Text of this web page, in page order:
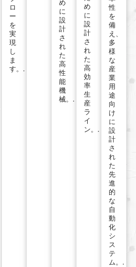
ロ
ー
を
実
現
し
ま
す。.
め
に
設
計
さ
れ
た
高
性
能
機
械。.
め
に
設
計
さ
れ
た
高
効
率
生
産
ラ
イ
ン。.
性
を
備
え、
多
様
な
産
業
用
途
向
け
に
設
計
さ
れ
た
先
進
的
な
自
動
化
シ
ス
テ
ム。.